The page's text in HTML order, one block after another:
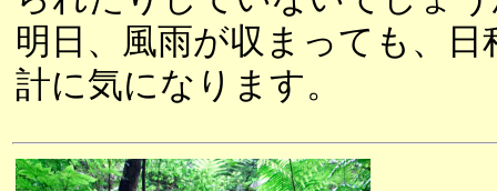
明日、風雨が収まっても、
計に気になります。